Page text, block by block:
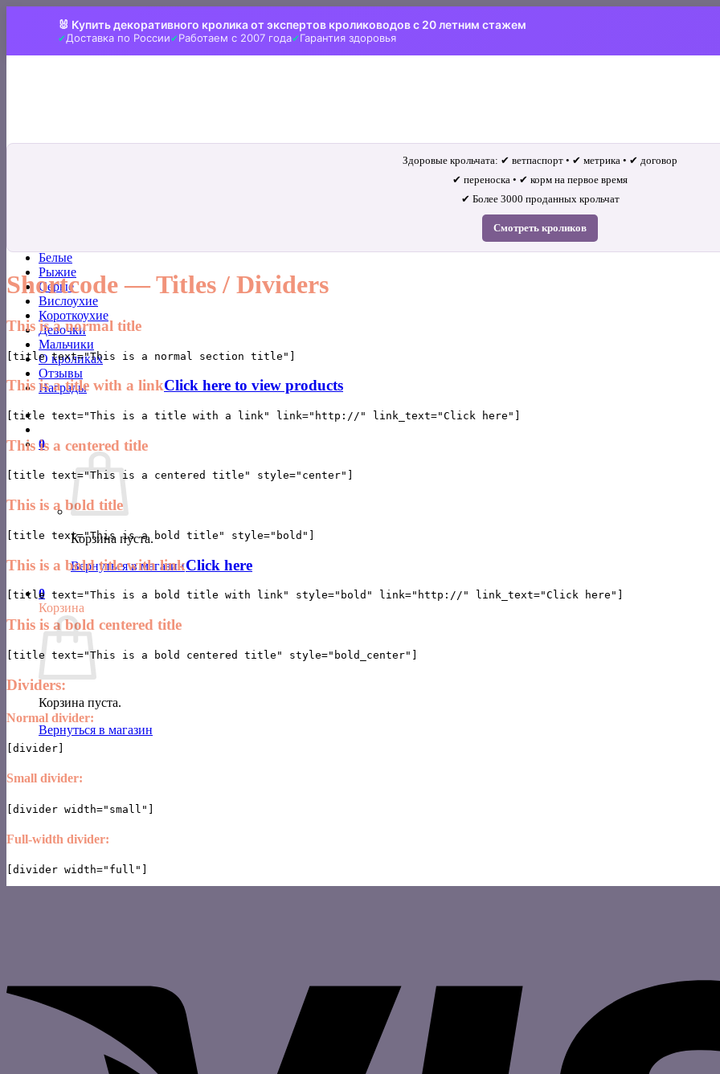
🐰 Купить декоративного кролика от экспертов кролиководов с 20 летним стажем
Доставка по России Работаем с 2007 года Гарантия здоровья
Белые
Рыжие
Серые
Вислоухие
Короткоухие
Девочки
Мальчики
О кроликах
Отзывы
Награды
0
Корзина пуста.
Вернуться в магазин
0
Корзина
Корзина пуста.
Вернуться в магазин
Здоровые крольчата: ✔ ветпаспорт • ✔ метрика • ✔ договор
✔ переноска • ✔ корм на первое время
✔ Более 3000 проданных крольчат
Смотреть кроликов
Shortcode — Titles / Dividers
This is a normal title
This is a title with a linkClick here to view products
This is a centered title
This is a bold title
This is a bold title with linkClick here
This is a bold centered title
Dividers:
Normal divider:
Small divider:
Full-width divider: